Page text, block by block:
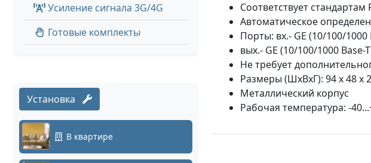
Усиление сигнала 3G/4G
Готовые комплекты
Установка
В квартире
Соответствует стандартам
Автоматическое
Порты: вх.- GE (10/100/1000
вых.- GE (10/100/1000 Base-
Не требует
Размеры (ШхВхГ): 94 x 48 x
Металлический корпус
Рабочая температура: -